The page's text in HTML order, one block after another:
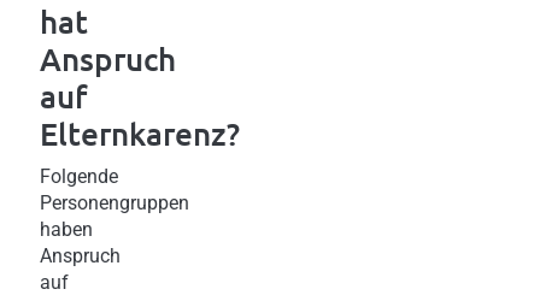
hat
Anspruch
auf
Elternkarenz?
Folgende
Personengruppen
haben
Anspruch
auf